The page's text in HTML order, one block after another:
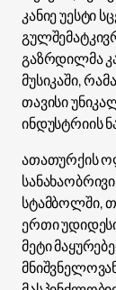
კანიე უესტი
გაზრდილმა
მუსიკაში,
თავისი
ინდუსტრიის
ათათურქის
სტამბოლში,
ერთი
მეტი